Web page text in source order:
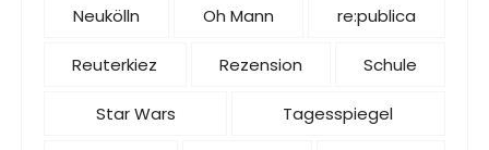
Neukölln Oh Mann re:publica
Reuterkiez Rezension Schule
Star Wars Tagesspiegel